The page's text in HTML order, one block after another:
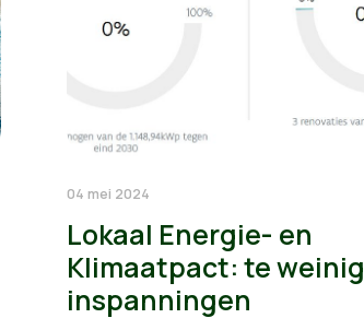
04 mei 2024
Lokaal Energie- en
Klimaatpact: te weinig
inspanningen